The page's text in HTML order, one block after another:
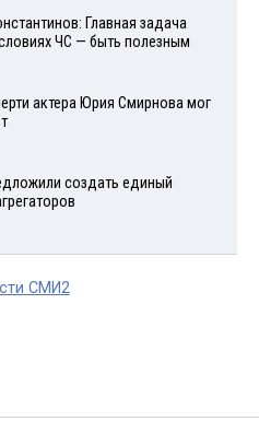
Главная задача
ЧС — быть полезным
актера Юрия Смирнова мог
создать единый
СМИ2